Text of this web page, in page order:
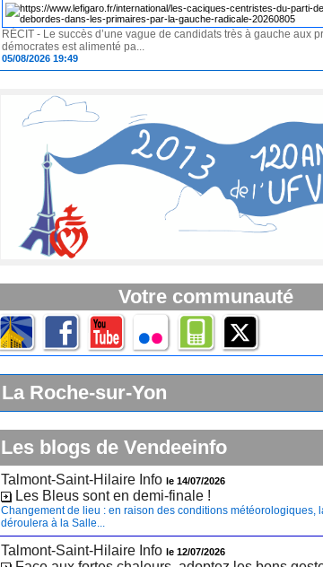
RÉCIT - Le succès d’une vague de candidats très à gauche aux
démocrates est alimenté pa...
05/08/2026 19:49
Votre communauté
La Roche-sur-Yon
Les blogs de Vendeeinfo
Talmont-Saint-Hilaire Infole 14/07/2026
Les Bleus sont en demi-finale !
Changement de lieu : en raison des conditions météorologiques,
déroulera à la Salle...
Talmont-Saint-Hilaire Infole 12/07/2026